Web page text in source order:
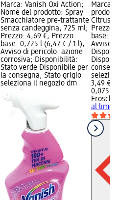
Marca: Vanish Oxi Action;
Nome del prodotto: Spray
Smacchiatore pre-trattante
senza candeggina, 725 ml;
Prezzo: 4,69 €; Prezzo
base: 0,725 l (6,47 € / 1 l);
Avviso di pericolo: azione
corrosiva; Disponibilità:
Stato verde Disponibile per
la consegna, Stato grigio
seleziona il negozio dm
Marca:
Citrus
Prezzo:
base:
Avviso
3,49 €
0,075 l
Frosch
al